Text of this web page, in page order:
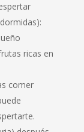
ricas en
comer